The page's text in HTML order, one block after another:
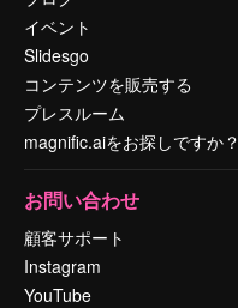
イベント
Slidesgo
コンテンツを販売する
プレスルーム
magnific.aiをお探しですか？
お問い合わせ
顧客サポート
Instagram
YouTube